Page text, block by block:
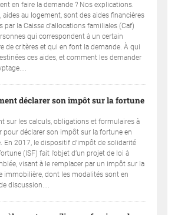
en faire la demande ? Nos explications.
aides au logement, sont des aides financières
par la Caisse d'allocations familiales (Caf)
qui correspondent à un certain
de critères et qui en font la demande. À qui
ces aides, et comment les demander
déclarer son impôt sur la fortune
sur les calculs, obligations et formulaires à
pour déclarer son impôt sur la fortune en
En 2017, le dispositif d’impôt de solidarité
(ISF) fait l’objet d’un projet de loi à
visant à le remplacer par un impôt sur la
immobilière, dont les modalités sont en
discussion....